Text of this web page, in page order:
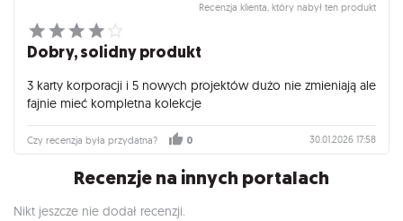
Recenzja klienta, który nabył ten produkt
Dobry, solidny produkt
3 karty korporacji i 5 nowych projektów dużo nie zmieniają ale
fajnie mieć kompletna kolekcje
Czy recenzja była przydatna? 0 30.01.2026 17:58
Recenzje na innych portalach
Nikt jeszcze nie dodał recenzji.